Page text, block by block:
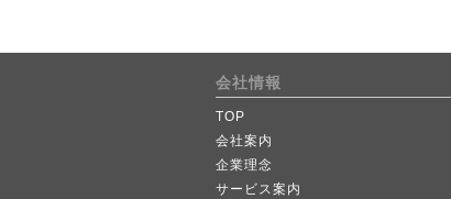
会社情報
TOP
会社案内
企業理念
サービス案内